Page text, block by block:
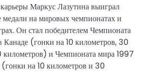
Маркус Лазутина выиграл
на мировых чемпионатах и
Он стал победителем Чемпионата
Канаде (гонки на 10 километров, 30
и Чемпионата мира 1997
на 10 километров и 30